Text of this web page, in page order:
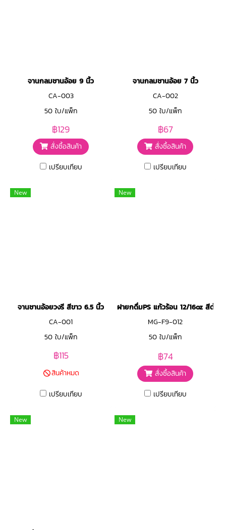
จานกลมชานอ้อย 9 นิ้ว
CA-003
50 ใบ/แพ็ก
฿129
สั่งซื้อสินค้า
เปรียบเทียบ
จานกลมชานอ้อย 7 นิ้ว
CA-002
50 ใบ/แพ็ก
฿67
สั่งซื้อสินค้า
เปรียบเทียบ
New
จานชานอ้อยวงรี สีขาว 6.5 นิ้ว
CA-001
50 ใบ/แพ็ก
฿115
สินค้าหมด
เปรียบเทียบ
New
ฝายกดื่มPS แก้วร้อน 12/16oz สีดำ
MG-F9-012
50 ใบ/แพ็ก
฿74
สั่งซื้อสินค้า
เปรียบเทียบ
New New